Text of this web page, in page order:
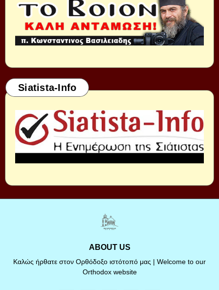
Siatista-Info
ABOUT US
Καλώς ήρθατε στον Ορθόδοξο ιστότοπό μας | Welcome to our
Orthodox website